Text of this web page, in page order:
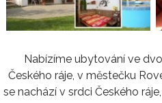
Nabízíme ubytování ve
Českého ráje, v městečku
se nachází v srdci Českého